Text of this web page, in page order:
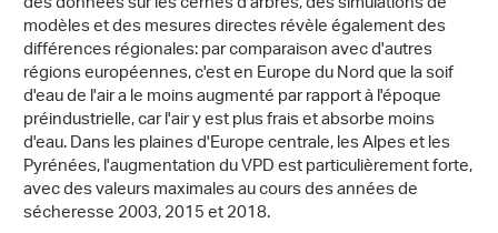
modèles et des mesures directes révèle également des
différences régionales: par comparaison avec d'autres
régions européennes, c'est en Europe du Nord que la soif
d'eau de l'air a le moins augmenté par rapport à l'époque
préindustrielle, car l'air y est plus frais et absorbe moins
d'eau. Dans les plaines d'Europe centrale, les Alpes et les
Pyrénées, l'augmentation du VPD est particulièrement forte,
avec des valeurs maximales au cours des années de
sécheresse 2003, 2015 et 2018.